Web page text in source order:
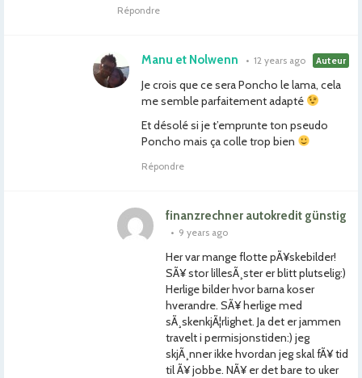
Répondre
Manu et Nolwenn • 12 years ago Auteur
Je crois que ce sera Poncho le lama, cela
me semble parfaitement adapté
Et désolé si je t’emprunte ton pseudo
Poncho mais ça colle trop bien
Répondre
finanzrechner autokredit günstig
• 9 years ago
Her var mange flotte pÃ¥skebilder!
SÃ¥ stor lillesÃ¸ster er blitt plutselig:)
Herlige bilder hvor barna koser
hverandre. SÃ¥ herlige med
sÃ¸skenkjÃ¦rlighet. Ja det er jammen
travelt i permisjonstiden:) jeg
skjÃ¸nner ikke hvordan jeg skal fÃ¥ tid
til Ã¥ jobbe. NÃ¥ er det bare to uker